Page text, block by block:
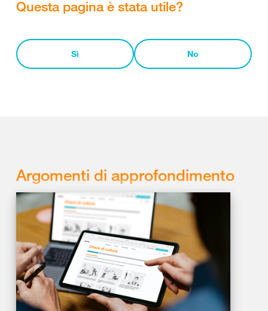
Questa pagina è stata utile?
Sì No
Argomenti di approfondimento